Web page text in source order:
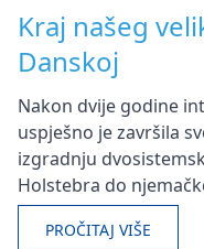
Kraj našeg
Danskoj
Nakon dvije godine
uspješno je završila
izgradnju
Holstebra do
PROČITAJ VIŠE